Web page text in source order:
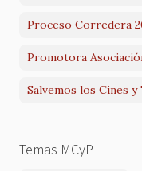
Proceso Corredera
Promotora
Salvemos los Cines
Temas MCyP